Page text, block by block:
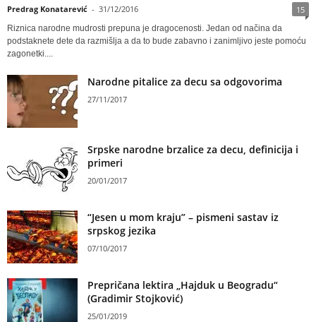
Predrag Konatarević - 31/12/2016 15
Riznica narodne mudrosti prepuna je dragocenosti. Jedan od načina da
podstaknete dete da razmišlja a da to bude zabavno i zanimljivo jeste pomoću
zagonetki....
Narodne pitalice za decu sa odgovorima
27/11/2017
Srpske narodne brzalice za decu, definicija i
primeri
20/01/2017
“Jesen u mom kraju” – pismeni sastav iz
srpskog jezika
07/10/2017
Prepričana lektira „Hajduk u Beogradu“
(Gradimir Stojković)
25/01/2019